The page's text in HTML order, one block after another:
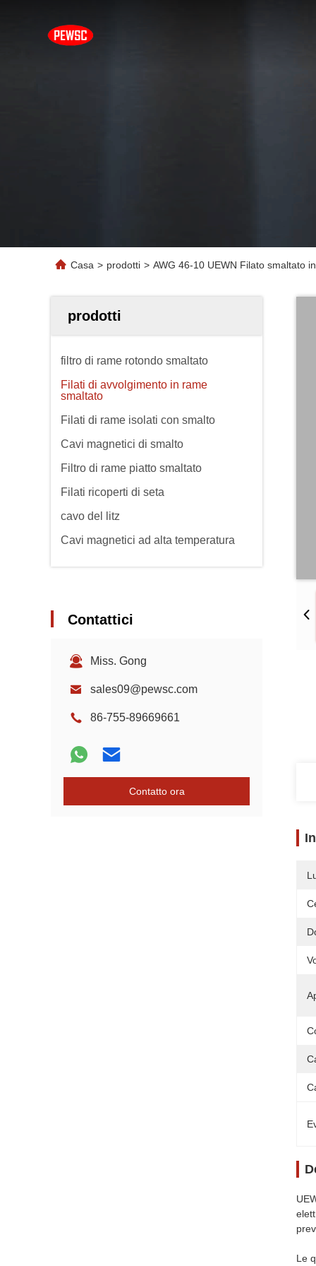
Casa > prodotti > AWG 46-10 UEWN Filato smaltato
prodotti
filtro di rame rotondo smaltato
Filati di avvolgimento in rame
smaltato
Filati di rame isolati con smalto
Cavi magnetici di smalto
Filtro di rame piatto smaltato
Filati ricoperti di seta
cavo del litz
Cavi magnetici ad alta temperatura
Contattici
Miss. Gong
sales09@pewsc.com
86-755-89669661
Contatto ora
Le